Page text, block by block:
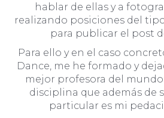
hablar de ellas y a
realizando posiciones del
para publicar el post
Para ello y en el caso
Dance, me he formado y
mejor profesora del
disciplina que además de
particular es mi